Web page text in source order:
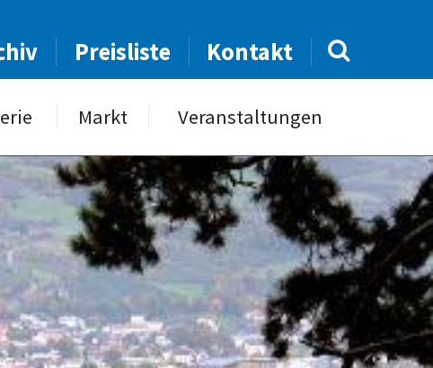
Preisliste Kontakt
Markt Veranstaltungen